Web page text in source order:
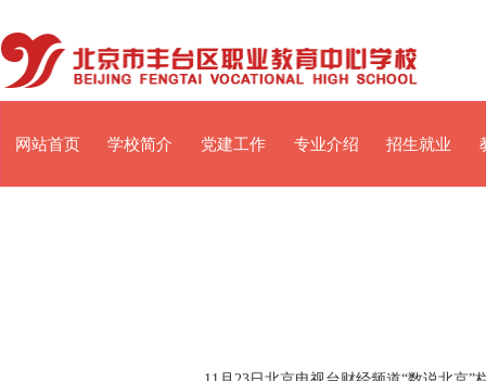
网站首页 学校简介 党建工作 专业介绍 招生就业